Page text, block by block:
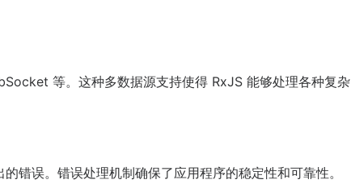
等。这种多数据源支持使得 RxJS 能够处理各种复杂
错误。错误处理机制确保了应用程序的稳定性和可靠性。